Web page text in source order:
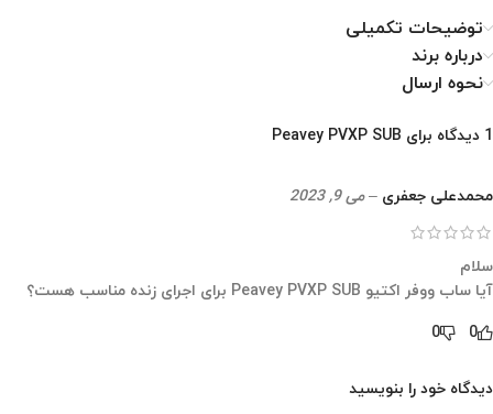
توضیحات تکمیلی
درباره برند
نحوه ارسال
1 دیدگاه برای Peavey PVXP SUB
محمدعلی جعفری – می 9, 2023
سلام
آیا ساب ووفر اکتیو Peavey PVXP SUB برای اجرای زنده مناسب هست؟
0
0
دیدگاه خود را بنویسید